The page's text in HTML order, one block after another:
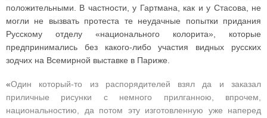
положительными. В частности, у Гартмана, как и у Стасова, не
могли не вызвать протеста те неудачные попытки придания
Русскому отделу «национального колорита», которые
предпринимались без какого-либо участия видных русских
зодчих на Всемирной выставке в Париже.
«Один который-то из распорядителей взял да и заказал
приличные рисунки с немного прилганною, впрочем,
национальностию, да потом эту изготовленную уже наперед